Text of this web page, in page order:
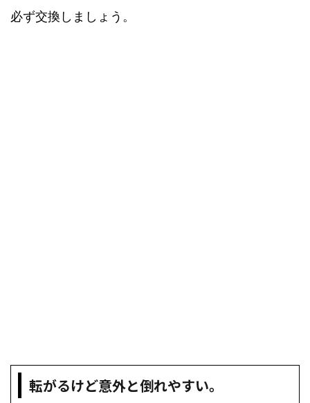
必ず交換しましょう。
転がるけど意外と倒れやすい。